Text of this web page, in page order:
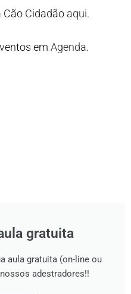
Cidadão aqui.
em Agenda.
gratuita
aula gratuita (on-line ou
adestradores!!